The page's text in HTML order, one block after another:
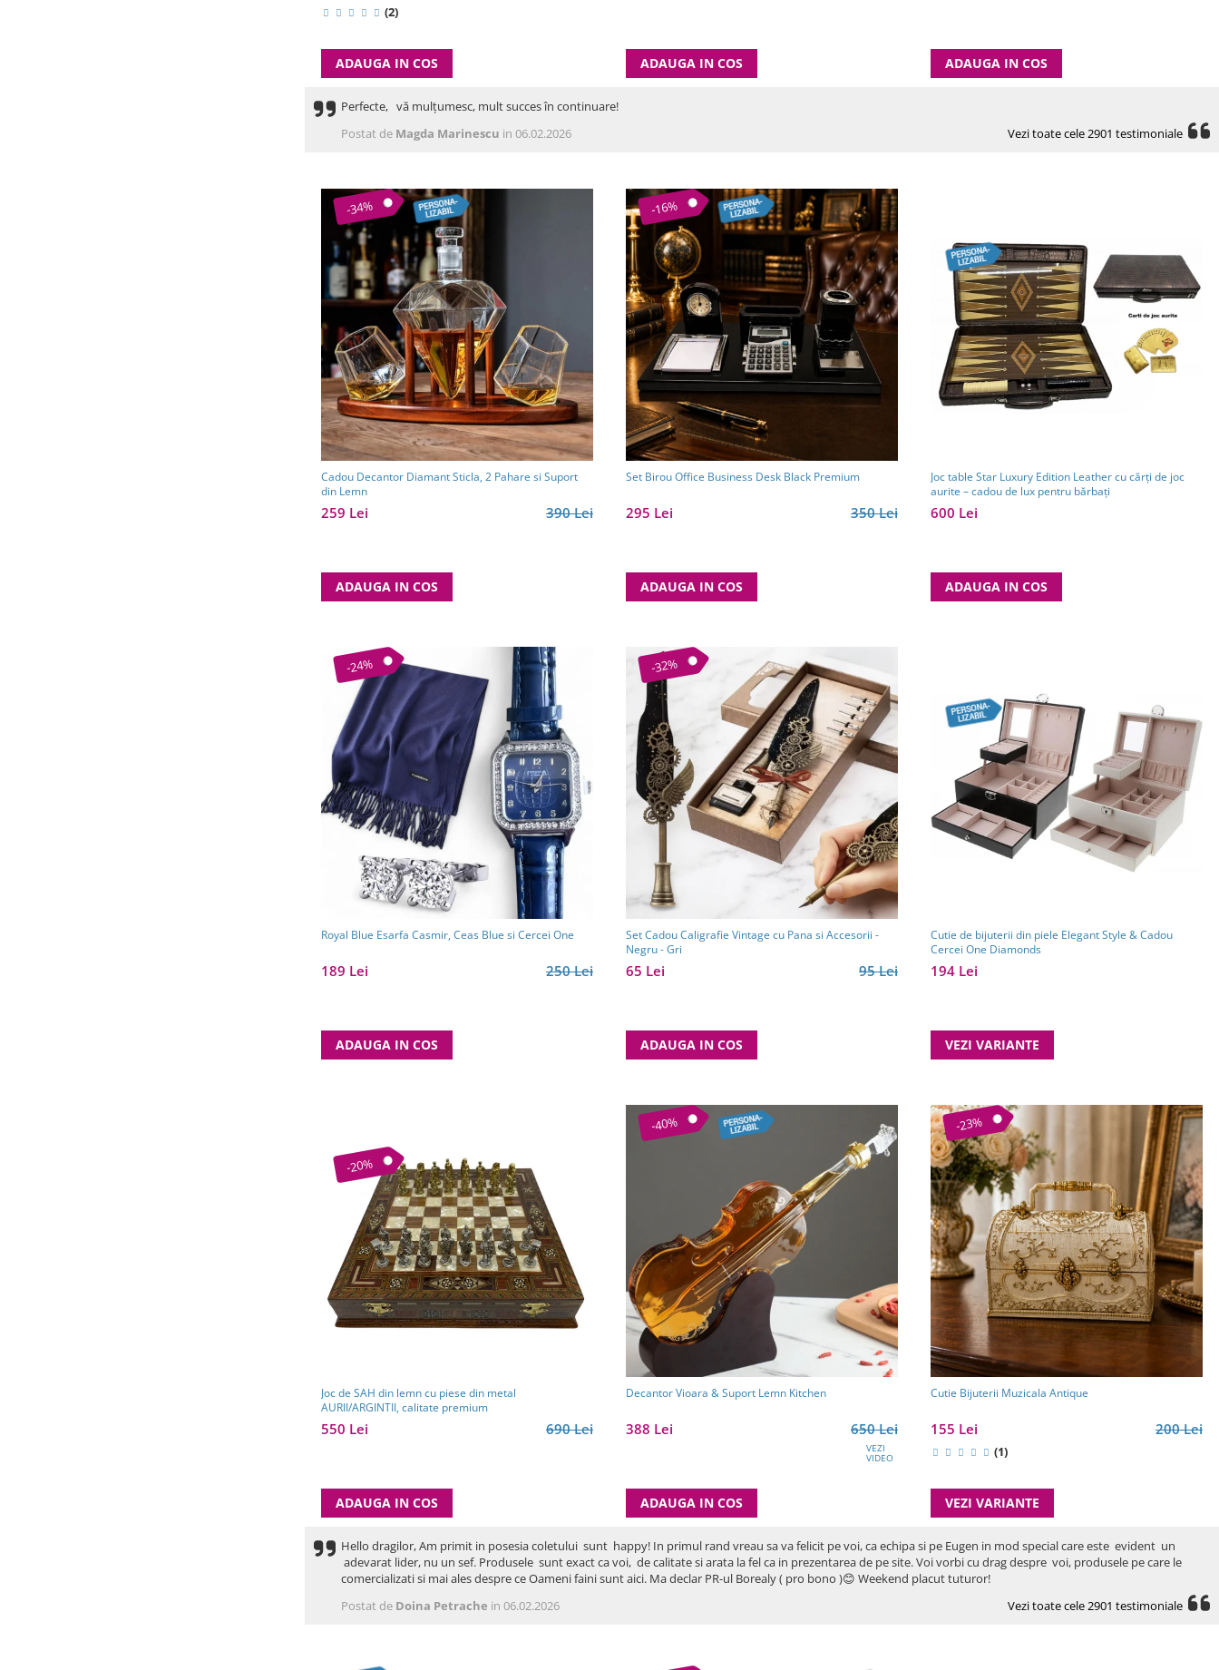
(2)
ADAUGA IN COS ADAUGA IN COS ADAUGA IN COS
Perfecte, vă mulțumesc, mult succes în continuare!
Postat de Magda Marinescu in 06.02.2026 Vezi toate cele 2901 testimoniale
-34%
Cadou Decantor Diamant Sticla, 2 Pahare si Suport
din Lemn
390 Lei
259 Lei
ADAUGA IN COS
-16%
Set Birou Office Business Desk Black Premium
350 Lei
295 Lei
ADAUGA IN COS
Joc table Star Luxury Edition Leather cu cărți de joc
aurite – cadou de lux pentru bărbați
600 Lei
ADAUGA IN COS
-24%
Royal Blue Esarfa Casmir, Ceas Blue si Cercei One
250 Lei
189 Lei
ADAUGA IN COS
-32%
Set Cadou Caligrafie Vintage cu Pana si Accesorii -
Negru - Gri
95 Lei
65 Lei
ADAUGA IN COS
Cutie de bijuterii din piele Elegant Style & Cadou
Cercei One Diamonds
194 Lei
VEZI VARIANTE
-20%
Joc de SAH din lemn cu piese din metal
AURII/ARGINTII, calitate premium
690 Lei
550 Lei
ADAUGA IN COS
-40%
Decantor Vioara & Suport Lemn Kitchen
650 Lei
388 Lei
VEZI
VIDEO
ADAUGA IN COS
-23%
Cutie Bijuterii Muzicala Antique
200 Lei
155 Lei
(1)
VEZI VARIANTE
Hello dragilor, Am primit in posesia coletului sunt happy! In primul rand vreau sa va felicit pe voi, ca echipa si pe Eugen in mod special care este evident un
adevarat lider, nu un sef. Produsele sunt exact ca voi, de calitate si arata la fel ca in prezentarea de pe site. Voi vorbi cu drag despre voi, produsele pe care le
comercializati si mai ales despre ce Oameni faini sunt aici. Ma declar PR-ul Borealy ( pro bono )😊 Weekend placut tuturor!
Postat de Doina Petrache in 06.02.2026 Vezi toate cele 2901 testimoniale